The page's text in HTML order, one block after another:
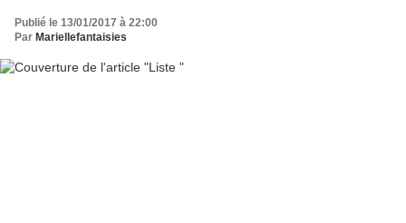
Publié le 13/01/2017 à 22:00
Par Mariellefantaisies